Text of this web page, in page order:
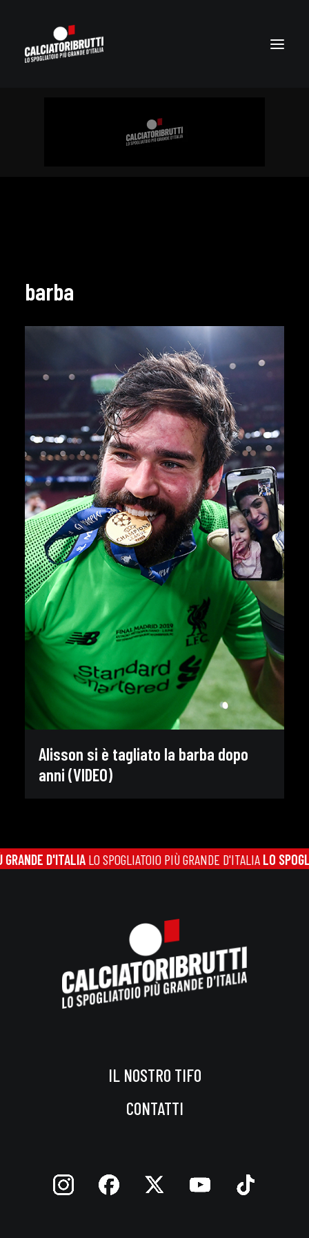
barba
Alisson si è tagliato la barba dopo
anni (VIDEO)
D'ITALIALO SPOGLIATOIO PIÙ GRANDE D'ITALIALO
IL NOSTRO TIFO
CONTATTI